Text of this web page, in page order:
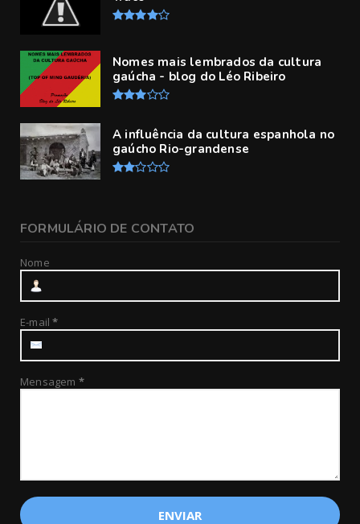
Nomes mais lembrados da cultura
gaúcha - blog do Léo Ribeiro
A influência da cultura espanhola no
gaúcho Rio-grandense
FORMULÁRIO DE CONTATO
Nome
E-mail*
Mensagem *